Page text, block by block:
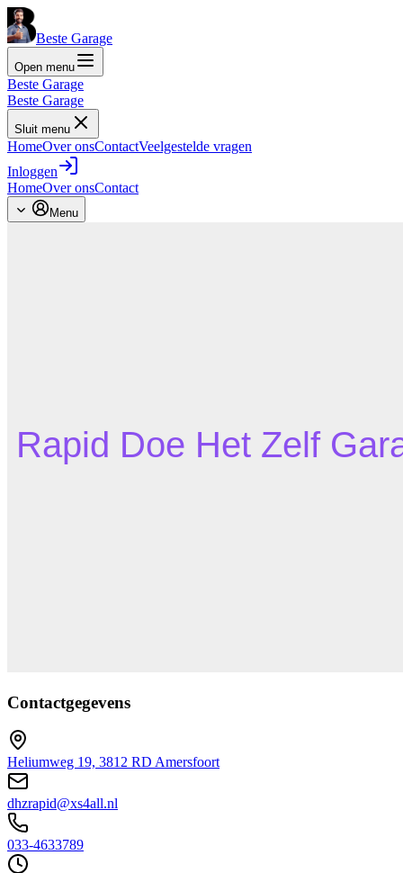
Beste Garage
Open menu
Beste Garage
Beste Garage
Sluit menu
HomeOver onsContactVeelgestelde vragen
Inloggen
HomeOver onsContact
Menu
Contactgegevens
Heliumweg 19, 3812 RD Amersfoort
dhzrapid@xs4all.nl
033-4633789